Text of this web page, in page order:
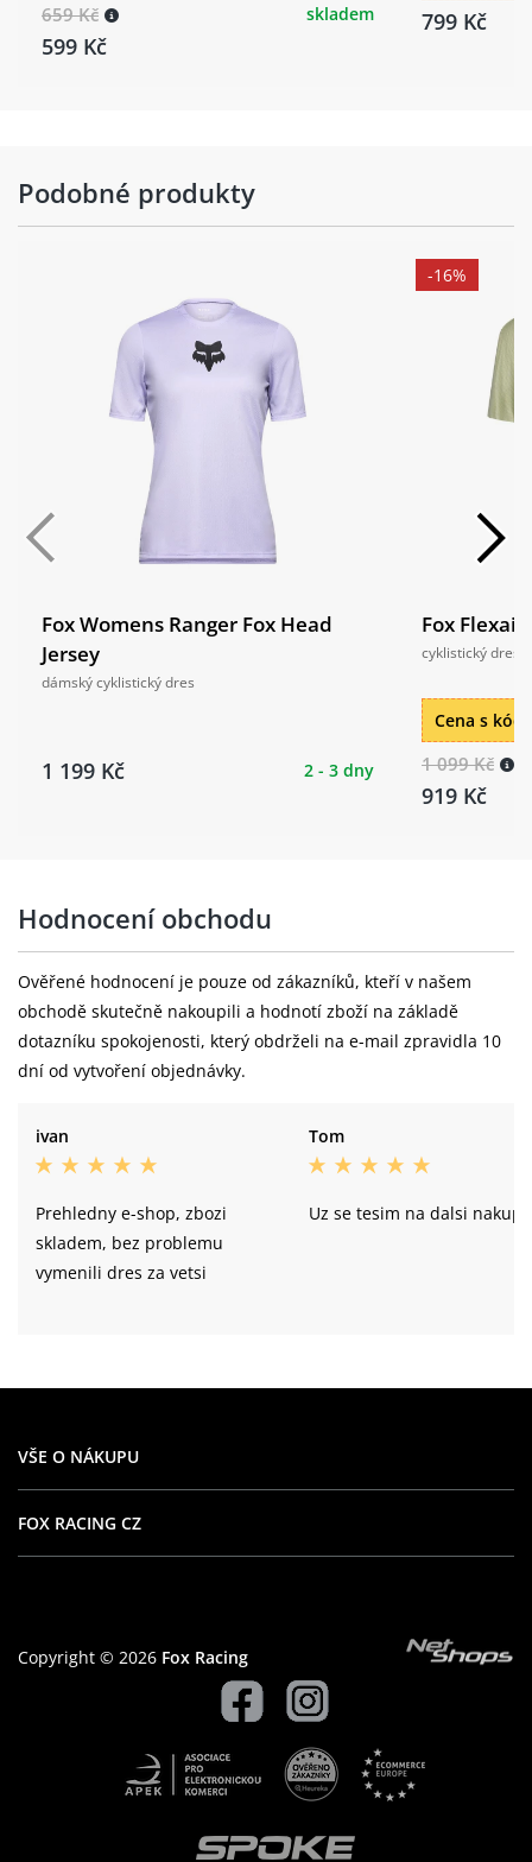
659 Kč
599 Kč
skladem 799 Kč
Podobné produkty
Fox Womens Ranger Fox Head
Jersey
dámský cyklistický dres
1 199 Kč 2 - 3 dny
-16%
Fox Flexair
cyklistický dres
Cena s
1 099 Kč
919 Kč
Hodnocení obchodu
Ověřené hodnocení je pouze od zákazníků, kteří v našem
obchodě skutečně nakoupili a hodnotí zboží na základě
dotazníku spokojenosti, který obdrželi na e-mail zpravidla 10
dní od vytvoření objednávky.
ivan
Prehledny e-shop, zbozi
skladem, bez problemu
vymenili dres za vetsi
Tom
Uz se tesim na dalsi nakup.
VŠE O NÁKUPU
FOX RACING CZ
Copyright © 2026 Fox Racing